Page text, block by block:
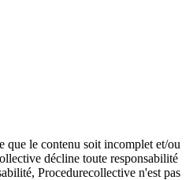
que le contenu soit incomplet et/ou
décline toute responsabilité
Procedurecollective n'est pas